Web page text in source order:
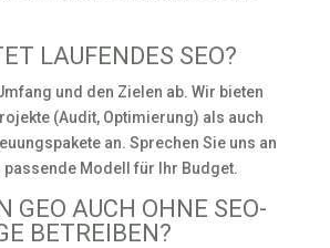
LAUFENDES SEO?
und den Zielen ab. Wir bieten
(Audit, Optimierung) als auch
an. Sprechen Sie uns an
Modell für Ihr Budget.
GEO AUCH OHNE SEO-
BETREIBEN?